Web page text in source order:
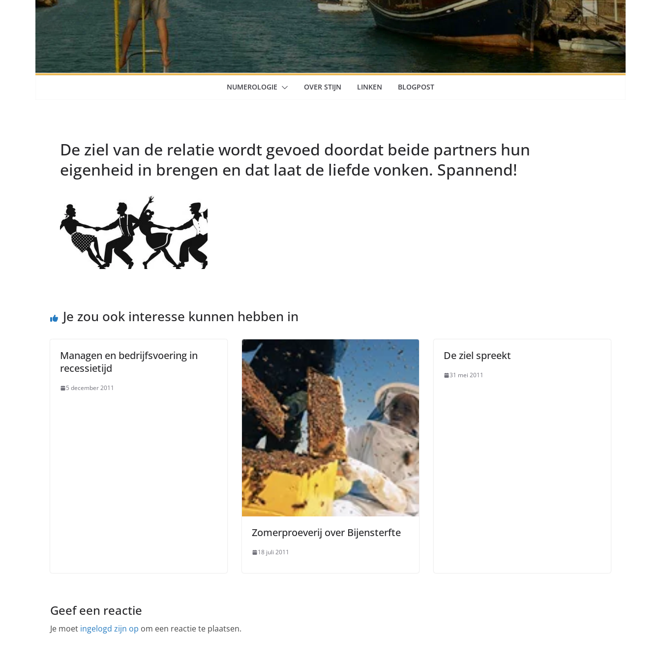
NUMEROLOGIE OVER STIJN LINKEN BLOGPOST
De ziel van de relatie wordt gevoed doordat beide partners hun
eigenheid in brengen en dat laat de liefde vonken. Spannend!
Je zou ook interesse kunnen hebben in
Managen en bedrijfsvoering in
recessietijd
5 december 2011
Zomerproeverij over Bijensterfte
18 juli 2011
De ziel spreekt
31 mei 2011
Geef een reactie
Je moet ingelogd zijn op om een reactie te plaatsen.